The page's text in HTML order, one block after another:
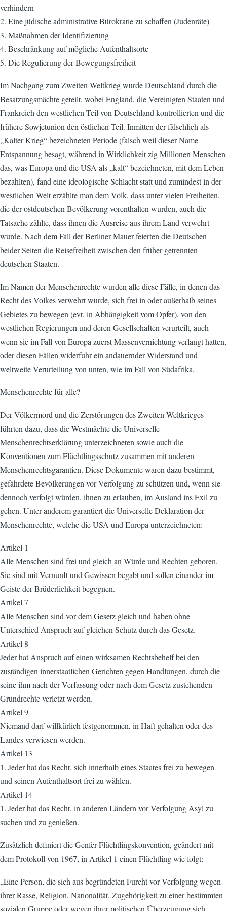
verhindern
2. Eine jüdische administrative Bürokratie zu schaffen (Judenräte)
3. Maßnahmen der Identifizierung
4. Beschränkung auf mögliche Aufenthaltsorte
5. Die Regulierung der Bewegungsfreiheit
Im Nachgang zum Zweiten Weltkrieg wurde Deutschland durch die
Besatzungsmächte geteilt, wobei England, die Vereinigten Staaten und
Frankreich den westlichen Teil von Deutschland kontrollierten und die
frühere Sowjetunion den östlichen Teil. Inmitten der fälschlich als
„Kalter Krieg“ bezeichneten Periode (falsch weil dieser Name
Entspannung besagt, während in Wirklichkeit zig Millionen Menschen
das, was Europa und die USA als „kalt“ bezeichneten, mit dem Leben
bezahlten), fand eine ideologische Schlacht statt und zumindest in der
westlichen Welt erzählte man dem Volk, dass unter vielen Freiheiten,
die der ostdeutschen Bevölkerung vorenthalten wurden, auch die
Tatsache zählte, dass ihnen die Ausreise aus ihrem Land verwehrt
wurde. Nach dem Fall der Berliner Mauer feierten die Deutschen
beider Seiten die Reisefreiheit zwischen den früher getrennten
deutschen Staaten.
Im Namen der Menschenrechte wurden alle diese Fälle, in denen das
Recht des Volkes verwehrt wurde, sich frei in oder außerhalb seines
Gebietes zu bewegen (evt. in Abhängigkeit vom Opfer), von den
westlichen Regierungen und deren Gesellschaften verurteilt, auch
wenn sie im Fall von Europa zuerst Massenvernichtung verlangt hatten,
oder diesen Fällen widerfuhr ein andauernder Widerstand und
weltweite Verurteilung von unten, wie im Fall von Südafrika.
Menschenrechte für alle?
Der Völkermord und die Zerstörungen des Zweiten Weltkrieges
führten dazu, dass die Westmächte die Universelle
Menschenrechtserklärung unterzeichneten sowie auch die
Konventionen zum Flüchtlingsschutz zusammen mit anderen
Menschenrechtsgarantien. Diese Dokumente waren dazu bestimmt,
gefährdete Bevölkerungen vor Verfolgung zu schützen und, wenn sie
dennoch verfolgt würden, ihnen zu erlauben, im Ausland ins Exil zu
gehen. Unter anderem garantiert die Universelle Deklaration der
Menschenrechte, welche die USA und Europa unterzeichneten:
Artikel 1
Alle Menschen sind frei und gleich an Würde und Rechten geboren.
Sie sind mit Vernunft und Gewissen begabt und sollen einander im
Geiste der Brüderlichkeit begegnen.
Artikel 7
Alle Menschen sind vor dem Gesetz gleich und haben ohne
Unterschied Anspruch auf gleichen Schutz durch das Gesetz.
Artikel 8
Jeder hat Anspruch auf einen wirksamen Rechtsbehelf bei den
zuständigen innerstaatlichen Gerichten gegen Handlungen, durch die
seine ihm nach der Verfassung oder nach dem Gesetz zustehenden
Grundrechte verletzt werden.
Artikel 9
Niemand darf willkürlich festgenommen, in Haft gehalten oder des
Landes verwiesen werden.
Artikel 13
1. Jeder hat das Recht, sich innerhalb eines Staates frei zu bewegen
und seinen Aufenthaltsort frei zu wählen.
Artikel 14
1. Jeder hat das Recht, in anderen Ländern vor Verfolgung Asyl zu
suchen und zu genießen.
Zusätzlich definiert die Genfer Flüchtlingskonvention, geändert mit
dem Protokoll von 1967, in Artikel 1 einen Flüchtling wie folgt:
„Eine Person, die sich aus begründeten Furcht vor Verfolgung wegen
ihrer Rasse, Religion, Nationalität, Zugehörigkeit zu einer bestimmten
sozialen Gruppe oder wegen ihrer politischen Überzeugung sich